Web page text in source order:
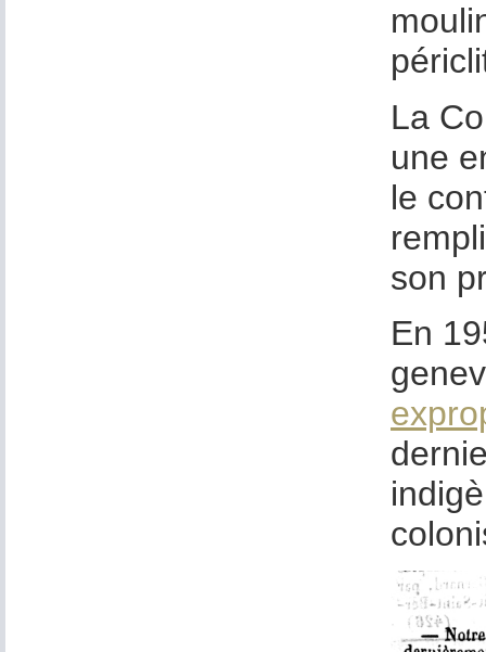
La
une
le
son
En